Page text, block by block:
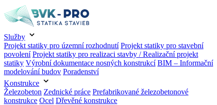
Služby
Projekt statiky pro územní rozhodnutí Projekt statiky pro stavební
povolení Projekt statiky pro realizaci stavby / Realizační projekt
statiky Výrobní dokumentace nosných konstrukcí BIM – Informační
modelování budov Poradenství
Konstrukce
Železobeton Zednické práce Prefabrikované železobetonové
konstrukce Ocel Dřevěné konstrukce